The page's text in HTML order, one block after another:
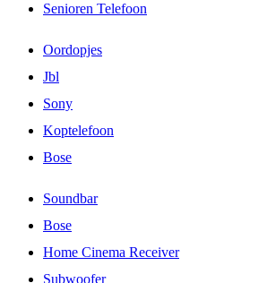
Senioren Telefoon
Oordopjes
Jbl
Sony
Koptelefoon
Bose
Soundbar
Bose
Home Cinema Receiver
Subwoofer